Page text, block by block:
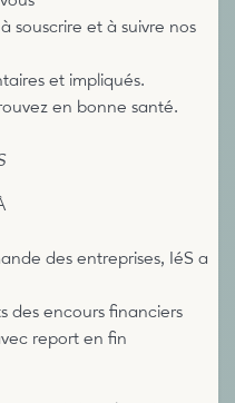
souscrire et à suivre nos
et impliqués.
en bonne santé.
des entreprises, IéS a
des encours financiers
report en fin